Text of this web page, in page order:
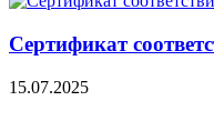
Сертификат
15.07.2025